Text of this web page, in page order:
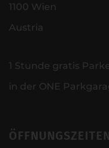
1100 Wien
Austria
1 Stunde gratis
in der ONE